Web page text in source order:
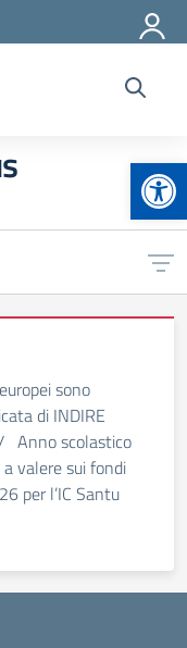
sono
di INDIRE
Anno scolastico
valere sui fondi
per l’IC Santu